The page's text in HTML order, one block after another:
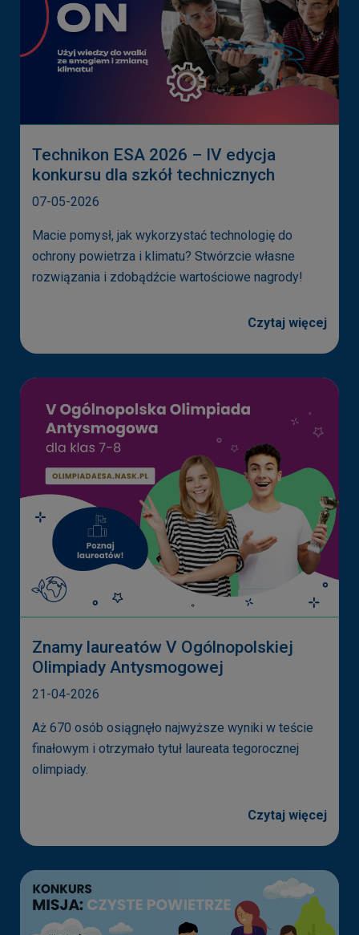
Technikon ESA 2026 – IV edycja
konkursu dla szkół technicznych
07-05-2026
Macie pomysł, jak wykorzystać technologię do
ochrony powietrza i klimatu? Stwórzcie własne
rozwiązania i zdobądźcie wartościowe nagrody!
Czytaj więcej
Znamy laureatów V Ogólnopolskiej
Olimpiady Antysmogowej
21-04-2026
Aż 670 osób osiągnęło najwyższe wyniki w teście
finałowym i otrzymało tytuł laureata tegorocznej
olimpiady.
Czytaj więcej